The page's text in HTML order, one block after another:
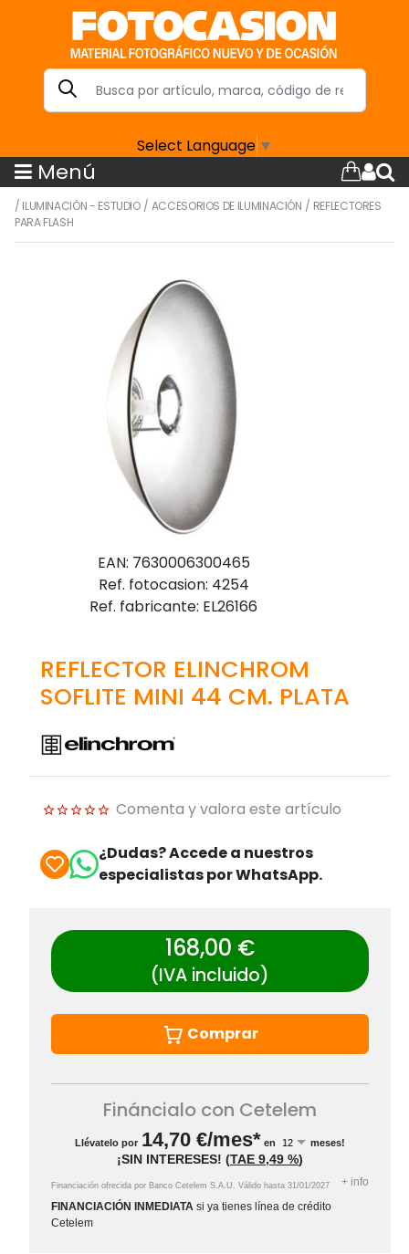
Select Language ▼
Menú
/ ILUMINACIÓN - ESTUDIO/ ACCESORIOS DE ILUMINACIÓN / REFLECTORES
PARA FLASH
EAN: 7630006300465
Ref. fotocasion: 4254
Ref. fabricante: EL26166
REFLECTOR ELINCHROM
SOFLITE MINI 44 CM. PLATA
Comenta y valora este artículo
¿Dudas? Accede a nuestros
especialistas por WhatsApp.
168,00 €
(IVA incluido)
Comprar
Fináncialo con Cetelem
Llévatelo por 14,70 €/mes* en meses!
¡SIN INTERESES! (TAE 9,49 %)
Financiación ofrecida por Banco Cetelem S.A.U. Válido hasta 31/01/2027 + info
FINANCIACIÓN INMEDIATA si ya tienes línea de crédito
Cetelem